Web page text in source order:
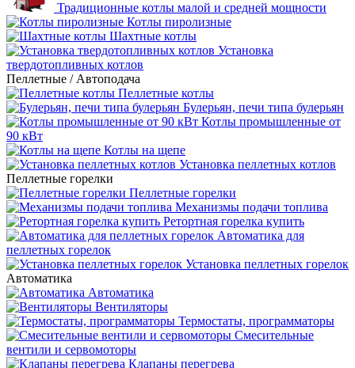
Традиционные котлы малой и средней мощности
Котлы пиролизные
Шахтные котлы
Установка
твердотопливных котлов
Пеллетные / Автоподача
Пеллетные котлы
Булерьян, печи типа булерьян
Котлы промышленные от
90 кВт
Котлы на щепе
Установка пеллетных котлов
Пеллетные горелки
Пеллетные горелки
Механизмы подачи топлива
Ретортная горелка купить
Автоматика для
пеллетных горелок
Установка пеллетных горелок
Автоматика
Автоматика
Вентиляторы
Термостаты, программаторы
Смесительные
вентили и сервомоторы
Клапаны перегрева